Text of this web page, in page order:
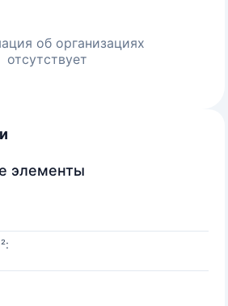
об организациях
отсутствует
элементы